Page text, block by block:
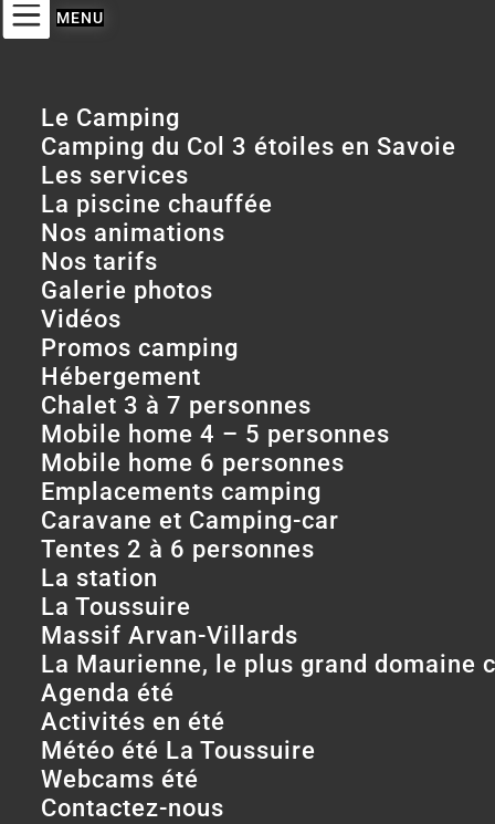
Le Camping
Camping du Col 3 étoiles en Savoie
Les services
La piscine chauffée
Nos animations
Nos tarifs
Galerie photos
Vidéos
Promos camping
Hébergement
Chalet 3 à 7 personnes
Mobile home 4 – 5 personnes
Mobile home 6 personnes
Emplacements camping
Caravane et Camping-car
Tentes 2 à 6 personnes
La station
La Toussuire
Massif Arvan-Villards
La Maurienne, le plus grand domaine
Agenda été
Activités en été
Météo été La Toussuire
Webcams été
Contactez-nous